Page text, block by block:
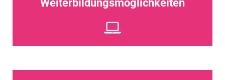
Weiterbildungsmöglichkeiten